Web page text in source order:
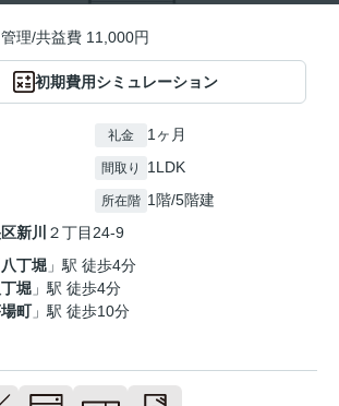
理/共益費 11,000円
初期費用シミュレーション
礼金 1ヶ月
間取り 1LDK
所在階 1階/5階建
新川 ２丁目24-9
八丁堀 」駅 徒歩4分
堀 」駅 徒歩4分
町」駅 徒歩10分